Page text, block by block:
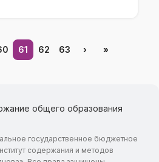
61 62 63 › »
общего образования
государственное бюджетное
содержания и методов